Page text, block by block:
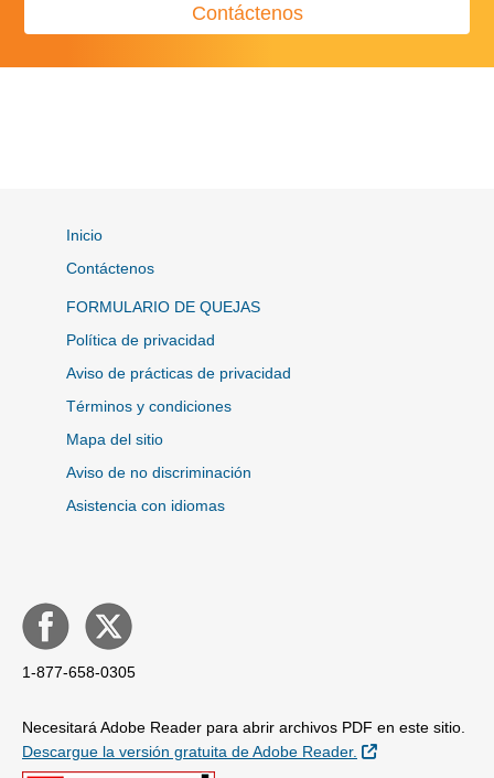
Contáctenos
Inicio
Contáctenos
FORMULARIO DE QUEJAS
Política de privacidad
Aviso de prácticas de privacidad
Términos y condiciones
Mapa del sitio
Aviso de no discriminación
Asistencia con idiomas
1-877-658-0305
Necesitará Adobe Reader para abrir archivos PDF en este sitio.
Descargue la versión gratuita de Adobe Reader.
External Link